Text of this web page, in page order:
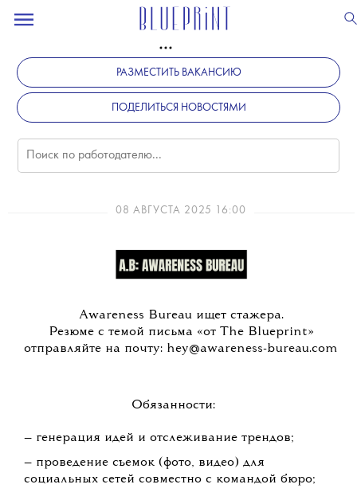
РАЗМЕСТИТЬ ВАКАНСИЮ
ПОДЕЛИТЬСЯ НОВОСТЯМИ
08 АВГУСТА 2025 16:00
Awareness Bureau ищет стажера.
Резюме с темой письма «от The Blueprint»
отправляйте на почту: hey@awareness-bureau.com
Обязанности:
— генерация идей и отслеживание трендов;
— проведение съемок (фото, видео) для
социальных сетей совместно с командой бюро;